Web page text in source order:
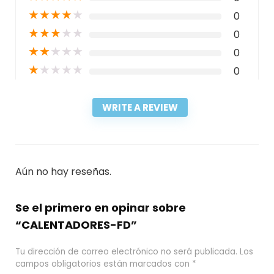
★★★★★ 0
★★★★★ 0
★★★★★ 0
★★★★★ 0
WRITE A REVIEW
Aún no hay reseñas.
Se el primero en opinar sobre
“CALENTADORES-FD”
Tu dirección de correo electrónico no será publicada. Los
campos obligatorios están marcados con *